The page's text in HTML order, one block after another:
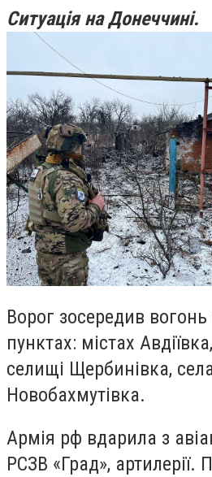
Ситуація на Донеччині.
Ворог зосередив
пунктах: містах
селищі Щербинівка,
Новобахмутівка.
Армія рф вдарила з
РСЗВ «Град»,